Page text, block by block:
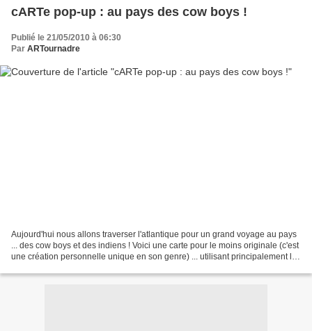
cARTe pop-up : au pays des cow boys !
Publié le 21/05/2010 à 06:30
Par ARTournadre
Aujourd'hui nous allons traverser l'atlantique pour un grand voyage au pays
... des cow boys et des indiens ! Voici une carte pour le moins originale (c'est
une création personnelle unique en son genre) ... utilisant principalement les